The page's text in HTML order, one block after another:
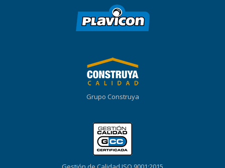
Grupo Construya